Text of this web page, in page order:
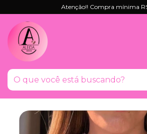
Atenção!! Compra mínima